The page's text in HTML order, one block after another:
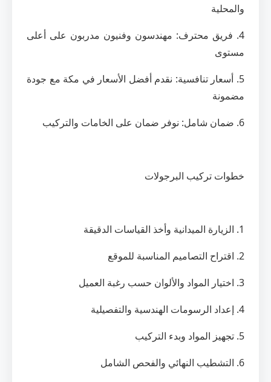
والمحلية
4. فريق محترف: مهندسون وفنيون مدربون على أعلى
مستوى
5. أسعار تنافسية: نقدم أفضل الأسعار في مكة مع جودة
مضمونة
6. ضمان شامل: نوفر ضمان على الخامات والتركيب
خطوات تركيب البرجولات
1. الزيارة الميدانية وأخذ القياسات الدقيقة
2. اقتراح التصاميم المناسبة للموقع
3. اختيار المواد والألوان حسب رغبة العميل
4. إعداد الرسومات الهندسية والتفصيلية
5. تجهيز المواد وبدء التركيب
6. التشطيب النهائي والفحص الشامل